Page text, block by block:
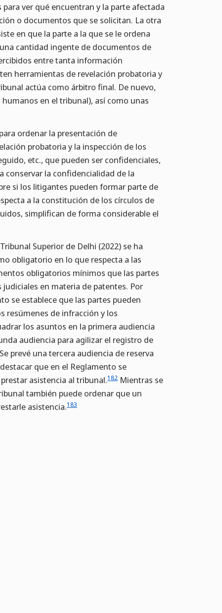
ver qué encuentran y la parte afectada
o documentos que se solicitan. La otra
en que la parte a la que se le ordena
cantidad ingente de documentos de
entre tanta información
herramientas de revelación probatoria y
actúa como árbitro final. De nuevo,
en el tribunal), así como unas
ordenar la presentación de
probatoria y la inspección de los
etc., que pueden ser confidenciales,
conservar la confidencialidad de la
si los litigantes pueden formar parte de
a la constitución de los círculos de
simplifican de forma considerable el
Superior de Delhi (2022) se ha
obligatorio en lo que respecta a las
obligatorios mínimos que las partes
en materia de patentes. Por
se establece que las partes pueden
resúmenes de infracción y los
los asuntos en la primera audiencia
audiencia para agilizar el registro de
Se prevé una tercera audiencia de reserva
que en el Reglamento se
asistencia al tribunal.182 Mientras se
también puede ordenar que un
asistencia.183